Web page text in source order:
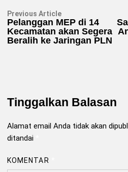
Navigasi
pos
Previous ArticlePrevious
article:
Pelanggan MEP di 14
Kecamatan akan Segera
Beralih ke Jaringan PLN
Tinggalkan Balasan
Alamat email Anda tidak akan
ditandai
KOMENTAR